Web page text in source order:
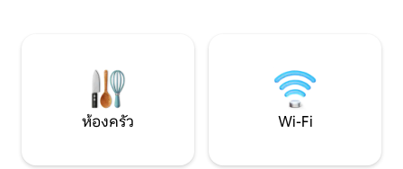
ชายหาดให้บริการเพื่อให้ง่ายต่อการใช้ชีวิต
สมาร์ททีวี • เครื่อง
ที่จอดรถฟรี
ห้องครัว Wi-Fi